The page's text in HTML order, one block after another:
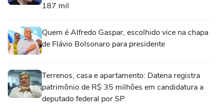
187 mil
Quem é Alfredo Gaspar, escolhido vice na chapa
de Flávio Bolsonaro para presidente
Terrenos, casa e apartamento: Datena registra
patrimônio de R$ 35 milhões em candidatura a
deputado federal por SP